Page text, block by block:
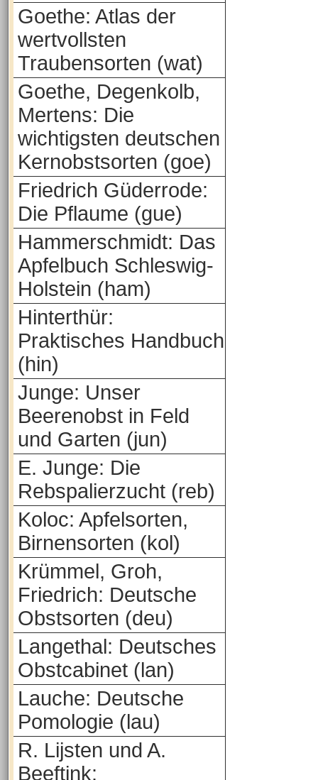
Goethe: Atlas der
wertvollsten
Traubensorten (wat)
Goethe, Degenkolb,
Mertens: Die
wichtigsten deutschen
Kernobstsorten (goe)
Friedrich Güderrode:
Die Pflaume (gue)
Hammerschmidt: Das
Apfelbuch Schleswig-
Holstein (ham)
Hinterthür:
Praktisches Handbuch
(hin)
Junge: Unser
Beerenobst in Feld
und Garten (jun)
E. Junge: Die
Rebspalierzucht (reb)
Koloc: Apfelsorten,
Birnensorten (kol)
Krümmel, Groh,
Friedrich: Deutsche
Obstsorten (deu)
Langethal: Deutsches
Obstcabinet (lan)
Lauche: Deutsche
Pomologie (lau)
R. Lijsten und A.
Beeftink: